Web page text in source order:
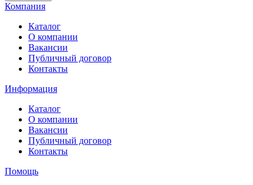
Компания
Каталог
О компании
Вакансии
Публичный договор
Контакты
Информация
Каталог
О компании
Вакансии
Публичный договор
Контакты
Помощь